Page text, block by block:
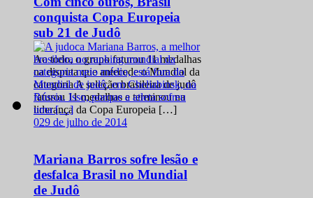
conquista Copa Europeia
sub 21 de Judô
Ao todo, o grupo faturou 11 medalhas
na disputa que antecede o Mundial da
categoria A seleção brasileira de judô
faturou 11 medalhas e terminou na
liderança da Copa Europeia […]
029 de julho de 2014
Mariana Barros sofre lesão e
desfalca Brasil no Mundial
de Judô